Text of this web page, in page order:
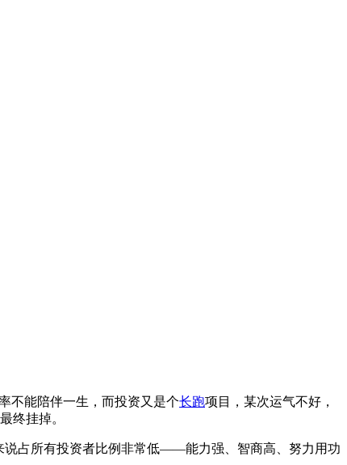
不能陪伴一生，而投资又是个长跑项目，某次运气不好，
终挂掉。
说占所有投资者比例非常低——能力强、智商高、努力用功